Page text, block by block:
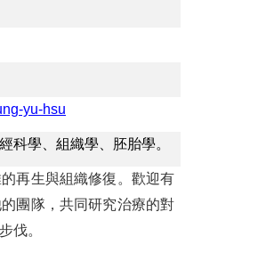
yu-hsu
科學、組織學、胚胎學。
再生與組織修復。歡迎有
團隊，共同研究治療的對
伐。